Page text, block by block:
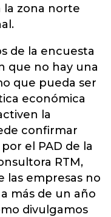
la zona norte
de la encuesta
que no hay una
que pueda ser
económica
la
confirmar
el PAD de la
RTM,
las empresas no
más de un año
divulgamos